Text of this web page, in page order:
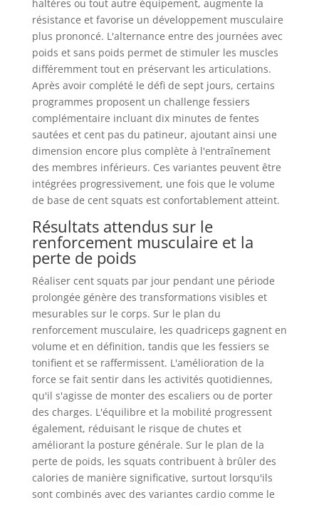
haltères ou tout autre équipement, augmente la
résistance et favorise un développement musculaire
plus prononcé. L'alternance entre des journées avec
poids et sans poids permet de stimuler les muscles
différemment tout en préservant les articulations.
Après avoir complété le défi de sept jours, certains
programmes proposent un challenge fessiers
complémentaire incluant dix minutes de fentes
sautées et cent pas du patineur, ajoutant ainsi une
dimension encore plus complète à l'entraînement
des membres inférieurs. Ces variantes peuvent être
intégrées progressivement, une fois que le volume
de base de cent squats est confortablement atteint.
Résultats attendus sur le
renforcement musculaire et la
perte de poids
Réaliser cent squats par jour pendant une période
prolongée génère des transformations visibles et
mesurables sur le corps. Sur le plan du
renforcement musculaire, les quadriceps gagnent en
volume et en définition, tandis que les fessiers se
tonifient et se raffermissent. L'amélioration de la
force se fait sentir dans les activités quotidiennes,
qu'il s'agisse de monter des escaliers ou de porter
des charges. L'équilibre et la mobilité progressent
également, réduisant le risque de chutes et
améliorant la posture générale. Sur le plan de la
perte de poids, les squats contribuent à brûler des
calories de manière significative, surtout lorsqu'ils
sont combinés avec des variantes cardio comme le